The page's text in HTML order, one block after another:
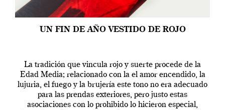
UN FIN DE AÑO VESTIDO DE ROJO
La tradición que vincula rojo y suerte procede de la
Edad Media; relacionado con la el amor encendido, la
lujuria, el fuego y la brujería este tono no era adecuado
para las prendas exteriores, pero justo estas
asociaciones con lo prohibido lo hicieron especial,